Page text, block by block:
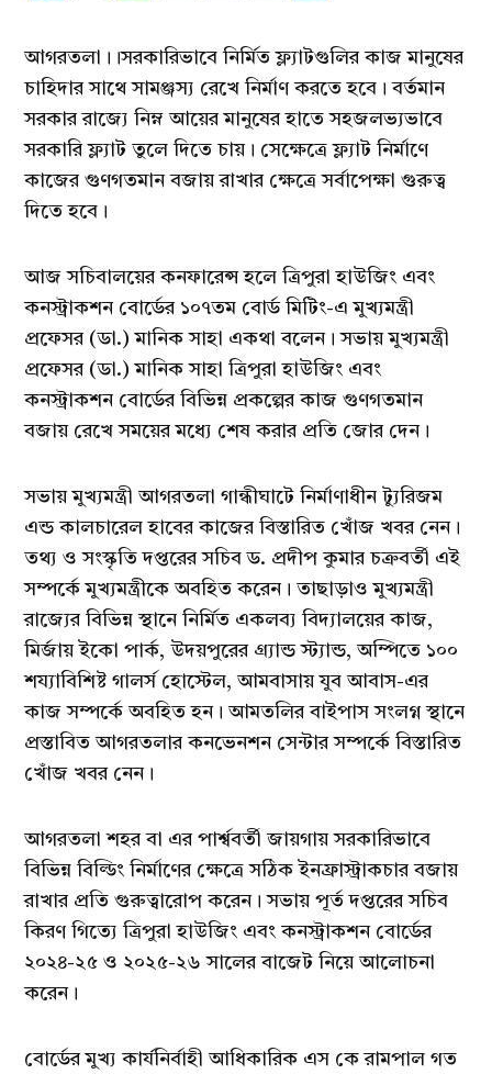
আগরতলা।।সরকারিভাবে নির্মিত ফ্ল্যাটগুলির কাজ মানুষের
চাহিদার সাথে সামঞ্জস্য রেখে নির্মাণ করতে হবে। বর্তমান
সরকার রাজ্যে নিম্ন আয়ের মানুষের হাতে সহজলভ্যভাবে
সরকারি ফ্ল্যাট তুলে দিতে চায়। সেক্ষেত্রে ফ্ল্যাট নির্মাণে
কাজের গুণগতমান বজায় রাখার ক্ষেত্রে সর্বাপেক্ষা গুরুত্ব
দিতে হবে।
আজ সচিবালয়ের কনফারেন্স হলে ত্রিপুরা হাউজিং এবং
কনস্ট্রাকশন বোর্ডের ১০৭তম বোর্ড মিটিং-এ মুখ্যমন্ত্রী
প্রফেসর (ডা.) মানিক সাহা একথা বলেন। সভায় মুখ্যমন্ত্রী
প্রফেসর (ডা.) মানিক সাহা ত্রিপুরা হাউজিং এবং
কনস্ট্রাকশন বোর্ডের বিভিন্ন প্রকল্পের কাজ গুণগতমান
বজায় রেখে সময়ের মধ্যে শেষ করার প্রতি জোর দেন।
সভায় মুখ্যমন্ত্রী আগরতলা গান্ধীঘাটে নির্মাণাধীন ট্যুরিজম
এন্ড কালচারেল হাবের কাজের বিস্তারিত খোঁজ খবর নেন।
তথ্য ও সংস্কৃতি দপ্তরের সচিব ড. প্রদীপ কুমার চক্রবর্তী এই
সম্পর্কে মুখ্যমন্ত্রীকে অবহিত করেন। তাছাড়াও মুখ্যমন্ত্রী
রাজ্যের বিভিন্ন স্থানে নির্মিত একলব্য বিদ্যালয়ের কাজ,
মির্জায় ইকো পার্ক, উদয়পুরের গ্র্যান্ড স্ট্যান্ড, অম্পিতে ১০০
শয্যাবিশিষ্ট গালর্স হোস্টেল, আমবাসায় যুব আবাস-এর
কাজ সম্পর্কে অবহিত হন। আমতলির বাইপাস সংলগ্ন স্থানে
প্রস্তাবিত আগরতলার কনভেনশন সেন্টার সম্পর্কে বিস্তারিত
খোঁজ খবর নেন।
আগরতলা শহর বা এর পার্শ্ববর্তী জায়গায় সরকারিভাবে
বিভিন্ন বিল্ডিং নির্মাণের ক্ষেত্রে সঠিক ইনফ্রাস্ট্রাকচার বজায়
রাখার প্রতি গুরুত্বারোপ করেন। সভায় পূর্ত দপ্তরের সচিব
কিরণ গিত্যে ত্রিপুরা হাউজিং এবং কনস্ট্রাকশন বোর্ডের
২০২৪-২৫ ও ২০২৫-২৬ সালের বাজেট নিয়ে আলোচনা
করেন।
বোর্ডের মুখ্য কার্যনির্বাহী আধিকারিক এস কে রামপাল গত